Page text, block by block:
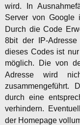
wird.
In
Server von Google
Durch die Code
8bit der IP-Adresse
dieses Codes ist nur
möglich.
Die von
Adresse
wird
zusammengeführt.
durch
eine
verhindern.
Eventuell
der Homepage